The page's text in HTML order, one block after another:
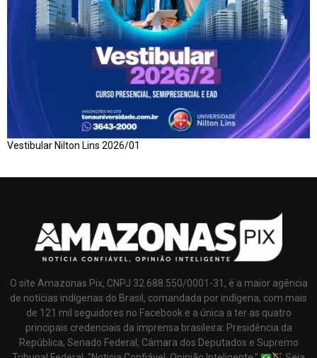
Vestibular Nilton Lins 2026/01
O site Amazonas Pix, CNPJ 32.688.550/0001-31, é a maior agência
de notícias indígenas do Brasil, comandada por indígena, com mais
de 121 mil seguidores no Facebook e a única a ter as quatro
principais credenciais da imprensa brasileira: Presidência da
República, Senado Federal, Câmara dos Deputados e Supremo